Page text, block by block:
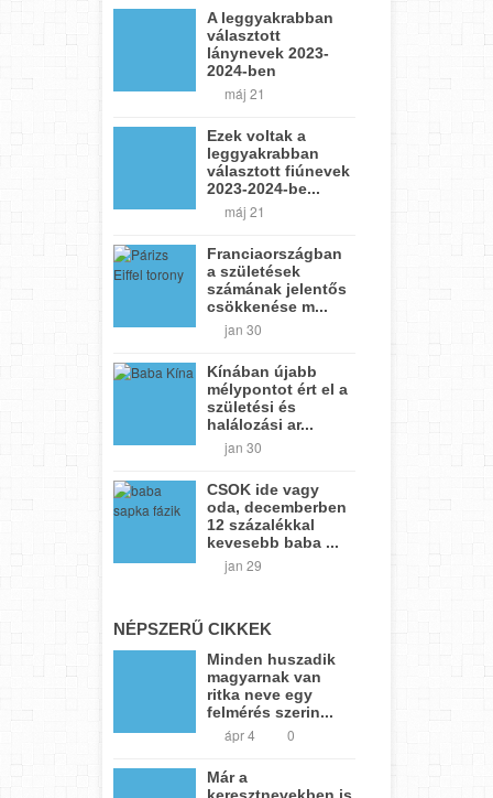
A leggyakrabban
választott
lánynevek 2023-
2024-ben
máj 21
Ezek voltak a
leggyakrabban
választott fiúnevek
2023-2024-be...
máj 21
Franciaországban
a születések
számának jelentős
csökkenése m...
jan 30
Kínában újabb
mélypontot ért el a
születési és
halálozási ar...
jan 30
CSOK ide vagy
oda, decemberben
12 százalékkal
kevesebb baba ...
jan 29
NÉPSZERŰ CIKKEK
Minden huszadik
magyarnak van
ritka neve egy
felmérés szerin...
ápr 4 0
Már a
keresztnevekben is